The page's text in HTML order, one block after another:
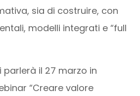
sia di costruire, con
modelli integrati e “full
il 27 marzo in
“Creare valore